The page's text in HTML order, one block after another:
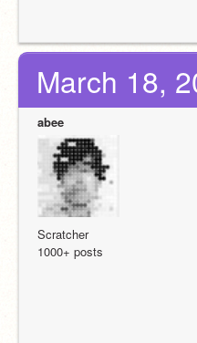
March 18,
abee
Scratcher
1000+ posts